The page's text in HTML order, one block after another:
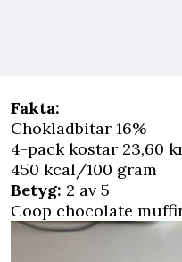
Fakta:
Chokladbitar 16%
4-pack kostar 23,60
450 kcal/100 gram
Betyg: 2 av 5
Coop chocolate